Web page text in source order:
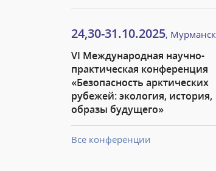
24,30-31.10.2025, Мурманск
VI Международная научно-
практическая конференция
«Безопасность арктических
рубежей: экология, история,
образы будущего»
Все конференции